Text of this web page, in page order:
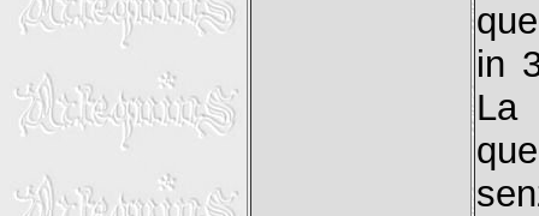
in
La